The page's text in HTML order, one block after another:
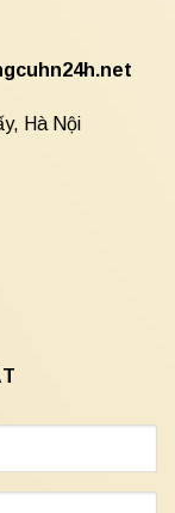
Hà Nội